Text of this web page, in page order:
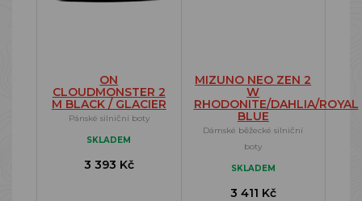
ON
CLOUDMONSTER 2
M BLACK / GLACIER
Pánské silniční boty
SKLADEM
3 393 Kč
MIZUNO NEO ZEN 2
W
RHODONITE/DAHLIA/ROYAL
BLUE
Dámské běžecké silniční
boty
SKLADEM
3 411 Kč